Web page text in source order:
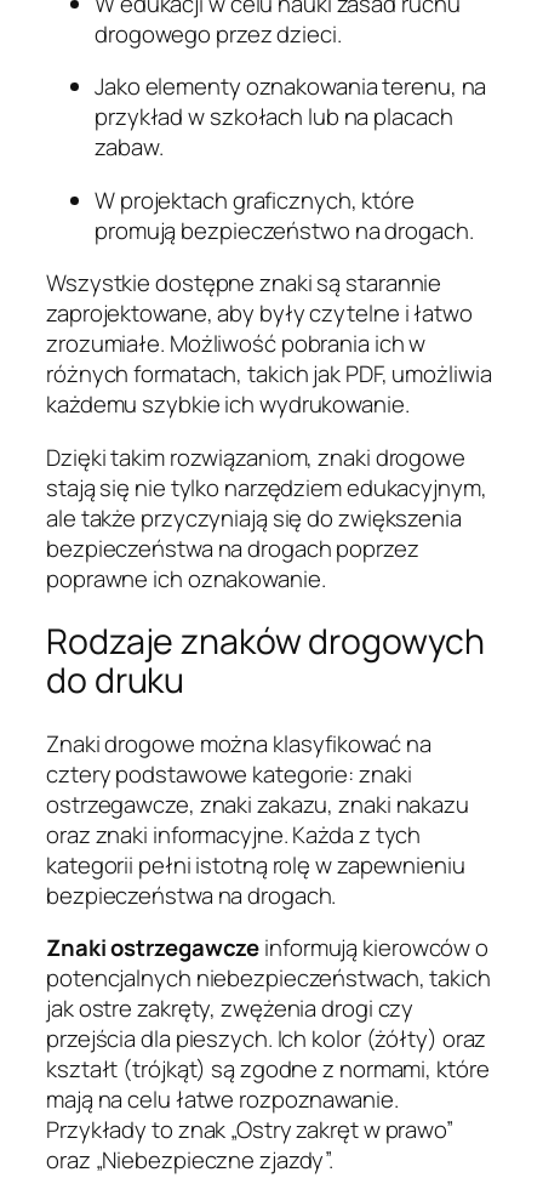
drogowego przez dzieci.
Jako elementy oznakowania terenu, na
przykład w szkołach lub na placach
zabaw.
W projektach graficznych, które
promują bezpieczeństwo na drogach.
Wszystkie dostępne znaki są starannie
zaprojektowane, aby były czytelne i łatwo
zrozumiałe. Możliwość pobrania ich w
różnych formatach, takich jak PDF, umożliwia
każdemu szybkie ich wydrukowanie.
Dzięki takim rozwiązaniom, znaki drogowe
stają się nie tylko narzędziem edukacyjnym,
ale także przyczyniają się do zwiększenia
bezpieczeństwa na drogach poprzez
poprawne ich oznakowanie.
Rodzaje znaków drogowych
do druku
Znaki drogowe można klasyfikować na
cztery podstawowe kategorie: znaki
ostrzegawcze, znaki zakazu, znaki nakazu
oraz znaki informacyjne. Każda z tych
kategorii pełni istotną rolę w zapewnieniu
bezpieczeństwa na drogach.
Znaki ostrzegawczeinformują kierowców o
potencjalnych niebezpieczeństwach, takich
jak ostre zakręty, zwężenia drogi czy
przejścia dla pieszych. Ich kolor (żółty) oraz
kształt (trójkąt) są zgodne z normami, które
mają na celu łatwe rozpoznawanie.
Przykłady to znak „Ostry zakręt w prawo”
oraz „Niebezpieczne zjazdy”.